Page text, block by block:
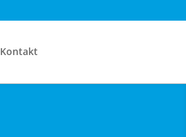
Kontakt